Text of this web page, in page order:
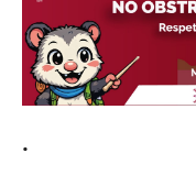
.